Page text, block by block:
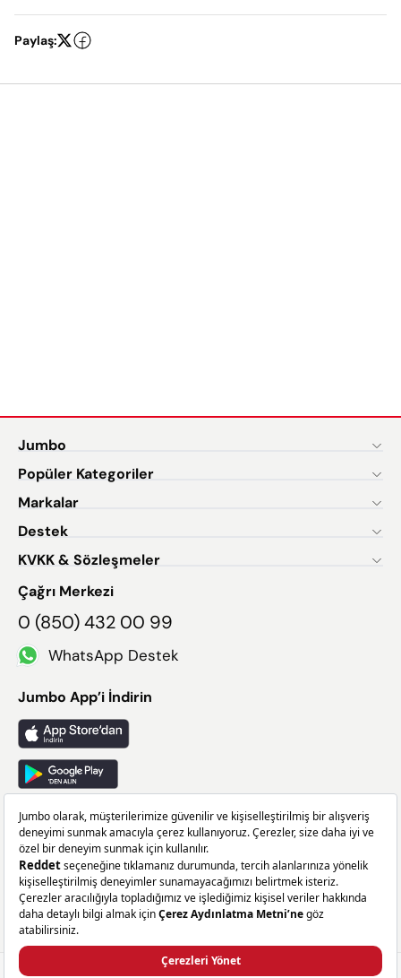
659,99 TL
Paylaş:
Jumbo
Popüler Kategoriler
Markalar
Destek
KVKK & Sözleşmeler
Çağrı Merkezi
0 (850) 432 00 99
WhatsApp Destek
Jumbo App’i İndirin
Takip Edin
Facebook
X
Instagram
Linkedin